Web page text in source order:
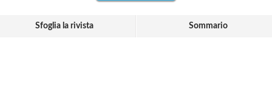
Sfoglia la rivista Sommario